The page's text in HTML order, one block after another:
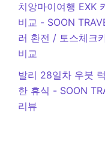
치앙마이여행 EXK
비교 - SOON
러 환전 / 토스체크
비교
발리 28일차 우붓
한 휴식 - SOON
리뷰